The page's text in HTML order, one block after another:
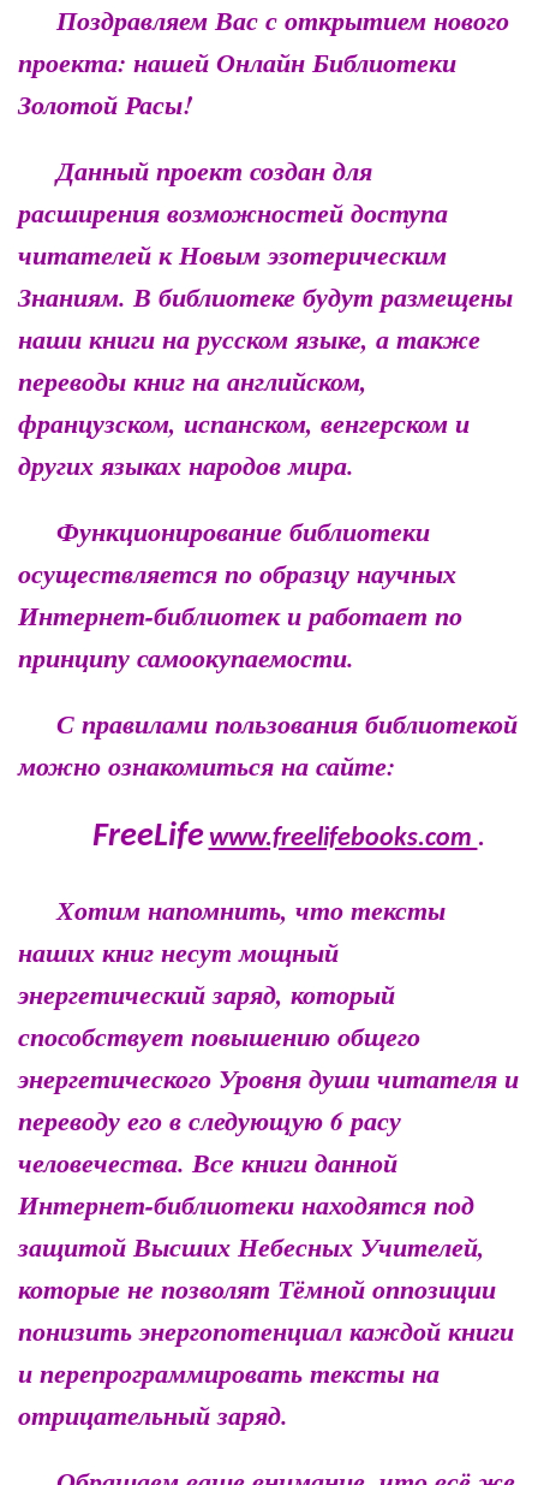
Поздравляем Вас с открытием нового
проекта: нашей Онлайн Библиотеки
Золотой Расы!
Данный проект создан для
расширения возможностей доступа
читателей к Новым эзотерическим
Знаниям. В библиотеке будут размещены
наши книги на русском языке, а также
переводы книг на английском,
французском, испанском, венгерском и
других языках народов мира.
Функционирование библиотеки
осуществляется по образцу научных
Интернет-библиотек и работает по
принципу самоокупаемости.
С правилами пользования библиотекой
можно ознакомиться на сайте:
FreeLifewww.freelifebooks.com .
Хотим напомнить, что тексты
наших книг несут мощный
энергетический заряд, который
способствует повышению общего
энергетического Уровня души читателя и
переводу его в следующую 6 расу
человечества. Все книги данной
Интернет-библиотеки находятся под
защитой Высших Небесных Учителей,
которые не позволят Тёмной оппозиции
понизить энергопотенциал каждой книги
и перепрограммировать тексты на
отрицательный заряд.